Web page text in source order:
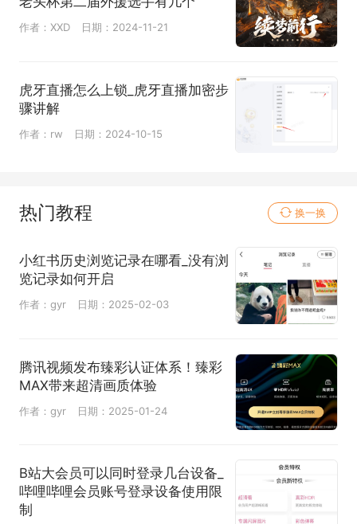
作者：XXD 日期：2024-11-21
虎牙直播怎么上锁_虎牙直播加密步
骤讲解
作者：rw 日期：2024-10-15
热门教程 换一换
小红书历史浏览记录在哪看_没有浏
览记录如何开启
作者：gyr 日期：2025-02-03
腾讯视频发布臻彩认证体系！臻彩
MAX带来超清画质体验
作者：gyr 日期：2025-01-24
B站大会员可以同时登录几台设备_
哔哩哔哩会员账号登录设备使用限
制